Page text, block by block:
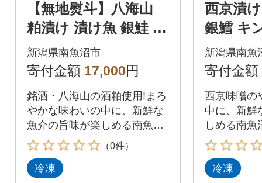
【無地熨斗】八海山
粕漬け 漬け魚 銀鮭 銀
鱈 計4切れ ホタテ 4個
入 新潟県 南魚沼市 8
新潟県南魚沼市
寄付金額 17,000円
銘酒・八海山の酒粕使用!まろ
やかな味わいの中に、新鮮な
魚介の旨味が楽しめる南魚沼
の粕漬けセット!
（0件）
冷凍
西京漬
銀鱈 キ
ホタテ
県 南魚
新潟県南魚
寄付金額
西京味噌の
中に、新鮮
しめる南魚
ト!
冷凍